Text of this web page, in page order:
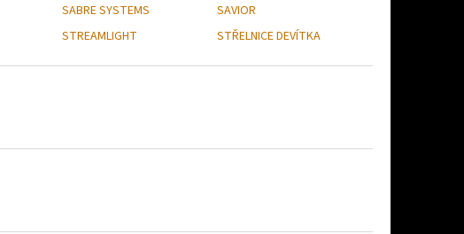
SABRE SYSTEMS
SAVIOR
STREAMLIGHT STŘELNICE DEVÍTKA